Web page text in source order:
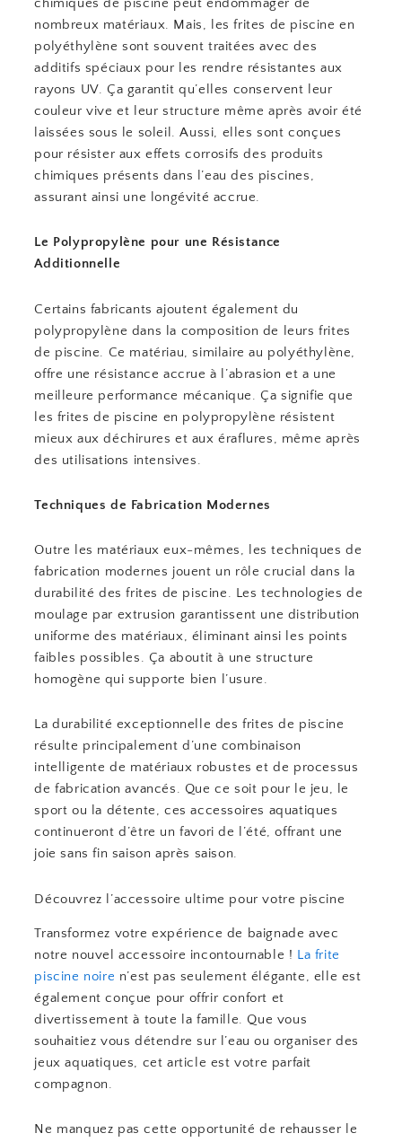
chimiques de piscine peut endommager de
nombreux matériaux. Mais, les frites de piscine en
polyéthylène sont souvent traitées avec des
additifs spéciaux pour les rendre résistantes aux
rayons UV. Ça garantit qu’elles conservent leur
couleur vive et leur structure même après avoir été
laissées sous le soleil. Aussi, elles sont conçues
pour résister aux effets corrosifs des produits
chimiques présents dans l’eau des piscines,
assurant ainsi une longévité accrue.
Le Polypropylène pour une Résistance
Additionnelle
Certains fabricants ajoutent également du
polypropylène dans la composition de leurs frites
de piscine. Ce matériau, similaire au polyéthylène,
offre une résistance accrue à l’abrasion et a une
meilleure performance mécanique. Ça signifie que
les frites de piscine en polypropylène résistent
mieux aux déchirures et aux éraflures, même après
des utilisations intensives.
Techniques de Fabrication Modernes
Outre les matériaux eux-mêmes, les techniques de
fabrication modernes jouent un rôle crucial dans la
durabilité des frites de piscine. Les technologies de
moulage par extrusion garantissent une distribution
uniforme des matériaux, éliminant ainsi les points
faibles possibles. Ça aboutit à une structure
homogène qui supporte bien l’usure.
La durabilité exceptionnelle des frites de piscine
résulte principalement d’une combinaison
intelligente de matériaux robustes et de processus
de fabrication avancés. Que ce soit pour le jeu, le
sport ou la détente, ces accessoires aquatiques
continueront d’être un favori de l’été, offrant une
joie sans fin saison après saison.
Découvrez l’accessoire ultime pour votre piscine
Transformez votre expérience de baignade avec
notre nouvel accessoire incontournable ! La frite
piscine noire n’est pas seulement élégante, elle est
également conçue pour offrir confort et
divertissement à toute la famille. Que vous
souhaitiez vous détendre sur l’eau ou organiser des
jeux aquatiques, cet article est votre parfait
compagnon.
Ne manquez pas cette opportunité de rehausser le